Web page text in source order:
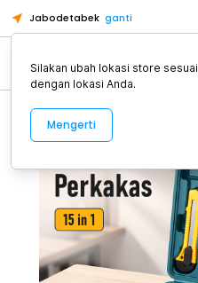
Jabodetabek ganti
Alat Kopi
Silakan ubah lokasi store sesuai
dengan lokasi Anda.
Mengerti